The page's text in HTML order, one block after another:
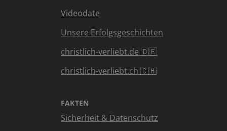
Videodate
Unsere Erfolgsgeschichten
christlich-verliebt.de 🇩🇪
christlich-verliebt.ch 🇨🇭
FAKTEN
Sicherheit & Datenschutz